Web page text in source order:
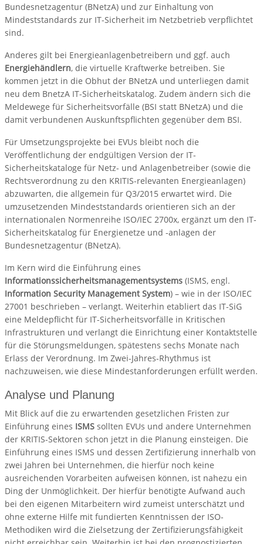
Bundesnetzagentur (BNetzA) und zur Einhaltung von
Mindeststandards zur IT-Sicherheit im Netzbetrieb verpflichtet
sind.
Anderes gilt bei Energieanlagenbetreibern und ggf. auch
Energiehändlern, die virtuelle Kraftwerke betreiben. Sie
kommen jetzt in die Obhut der BNetzA und unterliegen damit
neu dem BnetzA IT-Sicherheitskatalog. Zudem ändern sich die
Meldewege für Sicherheitsvorfälle (BSI statt BNetzA) und die
damit verbundenen Auskunftspflichten gegenüber dem BSI.
Für Umsetzungsprojekte bei EVUs bleibt noch die
Veröffentlichung der endgültigen Version der IT-
Sicherheitskataloge für Netz- und Anlagenbetreiber (sowie die
Rechtsverordnung zu den KRITIS-relevanten Energieanlagen)
abzuwarten, die allgemein für Q3/2015 erwartet wird. Die
umzusetzenden Mindeststandards orientieren sich an der
internationalen Normenreihe ISO/IEC 2700x, ergänzt um den IT-
Sicherheitskatalog für Energienetze und -anlagen der
Bundesnetzagentur (BNetzA).
Im Kern wird die Einführung eines
Informationssicherheitsmanagementsystems (ISMS, engl.
Information Security Management System) – wie in der ISO/IEC
27001 beschrieben – verlangt. Weiterhin etabliert das IT-SiG
eine Meldepflicht für IT-Sicherheitsvorfälle in Kritischen
Infrastrukturen und verlangt die Einrichtung einer Kontaktstelle
für die Störungsmeldungen, spätestens sechs Monate nach
Erlass der Verordnung. Im Zwei-Jahres-Rhythmus ist
nachzuweisen, wie diese Mindestanforderungen erfüllt werden.
Analyse und Planung
Mit Blick auf die zu erwartenden gesetzlichen Fristen zur
Einführung eines ISMS sollten EVUs und andere Unternehmen
der KRITIS-Sektoren schon jetzt in die Planung einsteigen. Die
Einführung eines ISMS und dessen Zertifizierung innerhalb von
zwei Jahren bei Unternehmen, die hierfür noch keine
ausreichenden Vorarbeiten aufweisen können, ist nahezu ein
Ding der Unmöglichkeit. Der hierfür benötigte Aufwand auch
bei den eigenen Mitarbeitern wird zumeist unterschätzt und
ohne externe Hilfe mit fundierten Kenntnissen der ISO-
Methodiken wird die Zielsetzung der Zertifizierungsfähigkeit